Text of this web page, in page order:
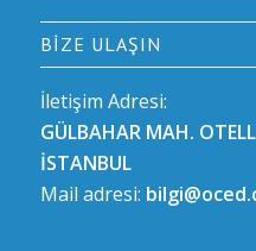
BIZE ULAŞIN
İletişim Adresi:
GÜLBAHAR MAH.
İSTANBUL
Mail adresi: